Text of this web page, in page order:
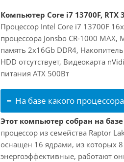
Компьютер Core i7 13700F, RTX
Процессор Intel Core i7 13700F
процессора Jonsbo CR-1000
память 2x16Gb DDR4,
HDD отсутствует, Видеокарта
питания ATX 500Вт
На базе какого
Этот компьютер собран на
процессор из семейства Raptor
оснащен 16 ядрами, из которых
энергоэффективные, работают